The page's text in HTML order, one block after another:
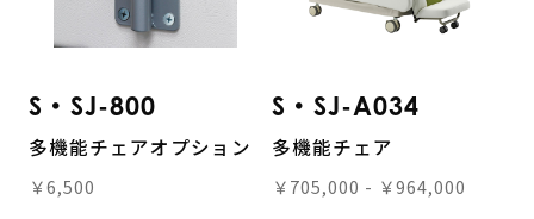
S・SJ-800
多機能チェアオプション
￥6,500
S・SJ-A034
多機能チェア
￥705,000 - ￥964,000